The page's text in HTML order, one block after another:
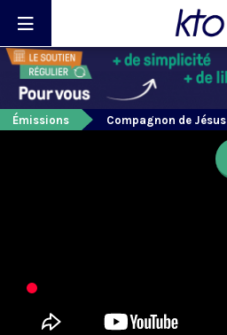
Émissions Compagnon de Jésus